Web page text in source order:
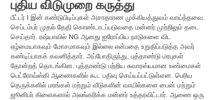
புதிய விடுமுறை கருத்து
பீட்டர் I இன் கண்டுபிடிப்புகள் அசாதாரண முக்கியத்துவம் வாய்ந்தவை.
செப்டம்பர் முதல் தேதி கொண்டாடப்படுவதை மன்னர் முற்றிலும் தடை
செய்தார். ரஷ்யாவில் NG ஆனது ஐரோப்பிய நாடுகளை விட
ஏழ்மையாகவும் மோசமாகவும் இல்லை என்பதை உறுதிப்படுத்த அவர்
கண்டிப்பாகக் கவனித்தார். அப்போதிருந்து, புத்தாண்டு மரபுகள்
தோன்றத் தொடங்கின. புத்தாண்டு பற்றிய சுவாரஸ்யமான உண்மைகள்
பெட்ரோவ்ஸ்கி ஆணைகளில் கூட பதிவு செய்யப்பட்டுள்ளன. பெரிய
தெருக்களில் மரங்கள் மற்றும் வீடுகளின் வாயில்களை பைன் மற்றும்
ஜூனிபர் கிளைகளால் அலங்கரிக்க மன்னர் உத்தரவிட்டார். ஆணை ஒரு